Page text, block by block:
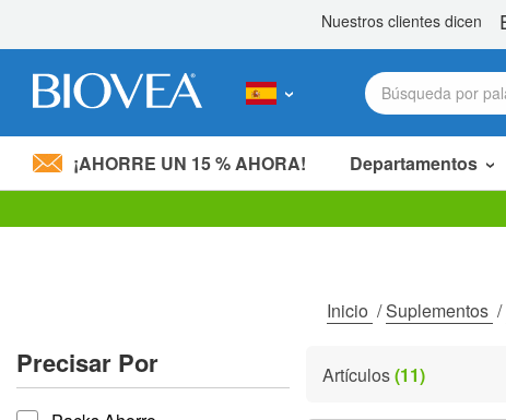
Nota:
accesibilidad.
Presione
¡AHORRE UN 15 % AHORA! Departamentos
Inicio /Suplementos /
Precisar Por
Precisar por
Artículos(11)